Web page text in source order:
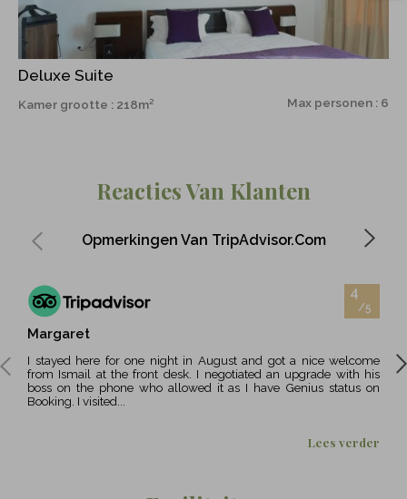
Deluxe Suite
Kamer grootte : 218m² Max personen : 6
Reacties Van Klanten
Opmerkingen Van TripAdvisor.com
Margaret
4
/5
I stayed here for one night in August and got a nice welcome
from Ismail at the front desk. I negotiated an upgrade with his
boss on the phone who allowed it as I have Genius status on
Booking. I visited...
Lees verder